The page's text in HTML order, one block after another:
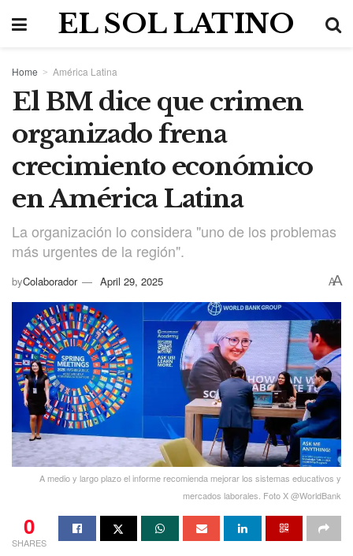
EL SOL LATINO
Home América Latina
El BM dice que crimen
organizado frena
crecimiento económico
en América Latina
La organización lo considera "uno de los problemas
más urgentes de la región".
byColaborador April 29, 2025 AA
A medio y largo plazo el informe recomienda mejorar los sistemas educativos y
mercados laborales. Foto X @WorldBank
0
SHARES